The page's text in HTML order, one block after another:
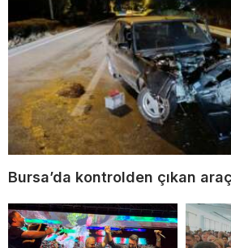
Bursa’da kontrolden çıkan